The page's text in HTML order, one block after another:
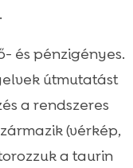
és pénzigényes.
útmutatást
a rendszeres
(vérkép,
a taurin